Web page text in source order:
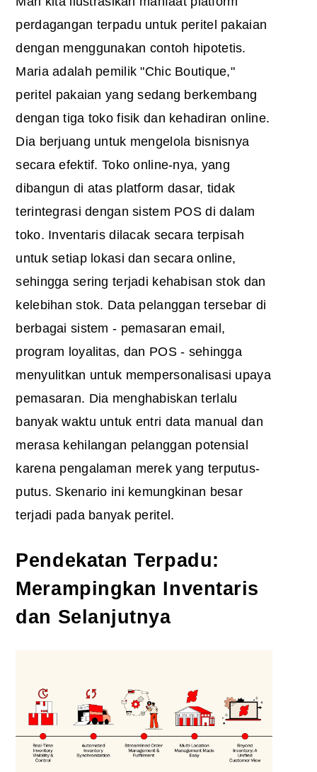
perdagangan terpadu untuk peritel pakaian
dengan menggunakan contoh hipotetis.
Maria adalah pemilik "Chic Boutique,"
peritel pakaian yang sedang berkembang
dengan tiga toko fisik dan kehadiran online.
Dia berjuang untuk mengelola bisnisnya
secara efektif. Toko online-nya, yang
dibangun di atas platform dasar, tidak
terintegrasi dengan sistem POS di dalam
toko. Inventaris dilacak secara terpisah
untuk setiap lokasi dan secara online,
sehingga sering terjadi kehabisan stok dan
kelebihan stok. Data pelanggan tersebar di
berbagai sistem - pemasaran email,
program loyalitas, dan POS - sehingga
menyulitkan untuk mempersonalisasi upaya
pemasaran. Dia menghabiskan terlalu
banyak waktu untuk entri data manual dan
merasa kehilangan pelanggan potensial
karena pengalaman merek yang terputus-
putus. Skenario ini kemungkinan besar
terjadi pada banyak peritel.
Pendekatan Terpadu:
Merampingkan Inventaris
dan Selanjutnya